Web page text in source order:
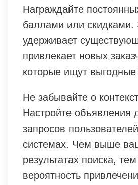
Награждайте
баллами или скидками.
удерживает
привлекает новых
которые ищут выгодные
Не забывайте о
Настройте объявления
запросов
системах. Чем выше
результатах поиска,
вероятность